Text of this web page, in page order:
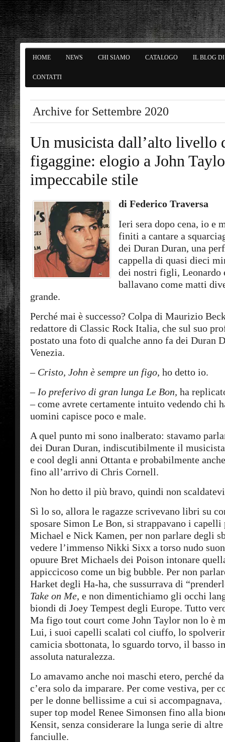
HOME NEWS CHI SIAMO CATALOGO IL BLOG
CONTATTI
Archive for Settembre 2020
Un musicista dall’alto livello
figaggine: elogio a John
impeccabile stile
di Federico Traversa
Ieri sera dopo cena, io e
finiti a cantare a
dei Duran Duran, una
cappella di quasi dieci
dei nostri figli, Leonardo
ballavano come matti
grande.
Perché mai è successo? Colpa di Maurizio
redattore di Classic Rock Italia, che sul suo
postato una foto di qualche anno fa dei Duran
Venezia.
– Cristo, John è sempre un figo, ho detto io.
– Io preferivo di gran lunga Le Bon, ha
– come avrete certamente intuito vedendo chi
uomini capisce poco e male.
A quel punto mi sono inalberato: stavamo
dei Duran Duran, indiscutibilmente il
e cool degli anni Ottanta e probabilmente
fino all’arrivo di Chris Cornell.
Non ho detto il più bravo, quindi non
Sì lo so, allora le ragazze scrivevano libri su
sposare Simon Le Bon, si strappavano i capelli
Michael e Nick Kamen, per non parlare degli
vedere l’immenso Nikki Sixx a torso nudo
opuure Bret Michaels dei Poison intonare
appiccicoso come un big bubble. Per non
Harket degli Ha-ha, che sussurrava di
Take on Me, e non dimentichiamo gli occhi
biondi di Joey Tempest degli Europe. Tutto
Ma figo tout court come John Taylor non lo è
Lui, i suoi capelli scalati col ciuffo, lo
camicia sbottonata, lo sguardo torvo, il basso
assoluta naturalezza.
Lo amavamo anche noi maschi etero, perché
c’era solo da imparare. Per come vestiva, per
per le donne bellissime a cui si
super top model Renee Simonsen fino alla
Kensit, senza considerare la lunga serie di
fanciulle.